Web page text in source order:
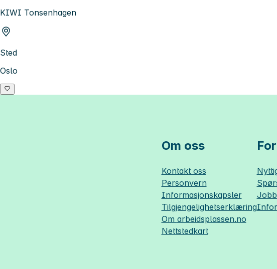
KIWI Tonsenhagen
Sted
Oslo
Om oss
Kontakt oss
Personvern
Informasjonskapsler
Tilgjengelighetserklæring
Om arbeidsplassen.no
Nettstedkart